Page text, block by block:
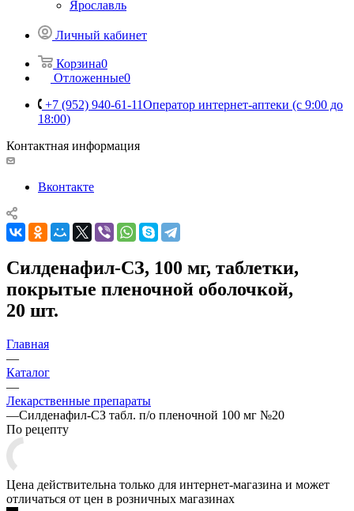
Ярославль
Личный кабинет
Корзина0
Отложенные0
+7 (952) 940-61-11Оператор интернет-аптеки (с 9:00 до
18:00)
Контактная информация
Вконтакте
Силденафил-СЗ, 100 мг, таблетки,
покрытые пленочной оболочкой,
20 шт.
Главная
—
Каталог
—
Лекарственные препараты
—Силденафил-СЗ табл. п/о пленочной 100 мг №20
По рецепту
Цена действительна только для интернет-магазина и может
отличаться от цен в розничных магазинах